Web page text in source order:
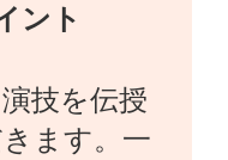
ント
技を伝授
ます。一